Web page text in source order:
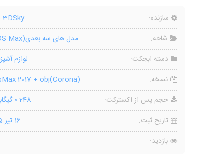
سازنده:
3DSky
شاخه:
مدل های سه بعدی(3DS Max)
دسته ابجکت:
لوازم
نسخه:
2017 + obj(Corona)
حجم پس از اکسترکت:
0.248 گیگابایت
تاریخ ثبت:
16 تیر 1405
بازدید: